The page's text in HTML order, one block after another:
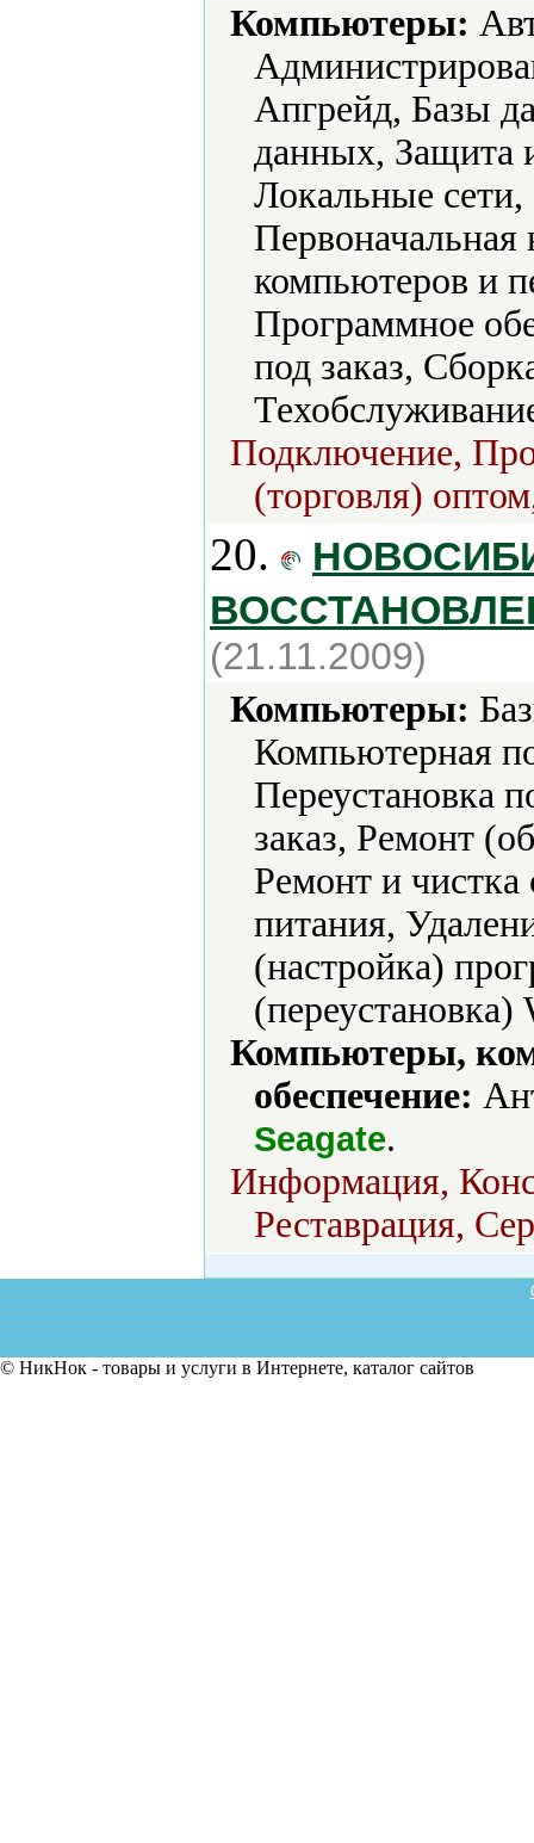
Компьютеры:
Апгрейд, Базы
данных, Защита
Локальные
компьютеров и
Программное
под заказ,
Подключение,
(торговля)
20.
(21.11.2009)
Компьютеры:
Компьютерная
Переустановка
заказ, Ремонт
Ремонт и
питания,
(настройка)
Компьютеры,
обеспечение:
Seagate.
Информация,
Реставрация,
© НикНок - товары и услуги в Интернете, каталог сайтов